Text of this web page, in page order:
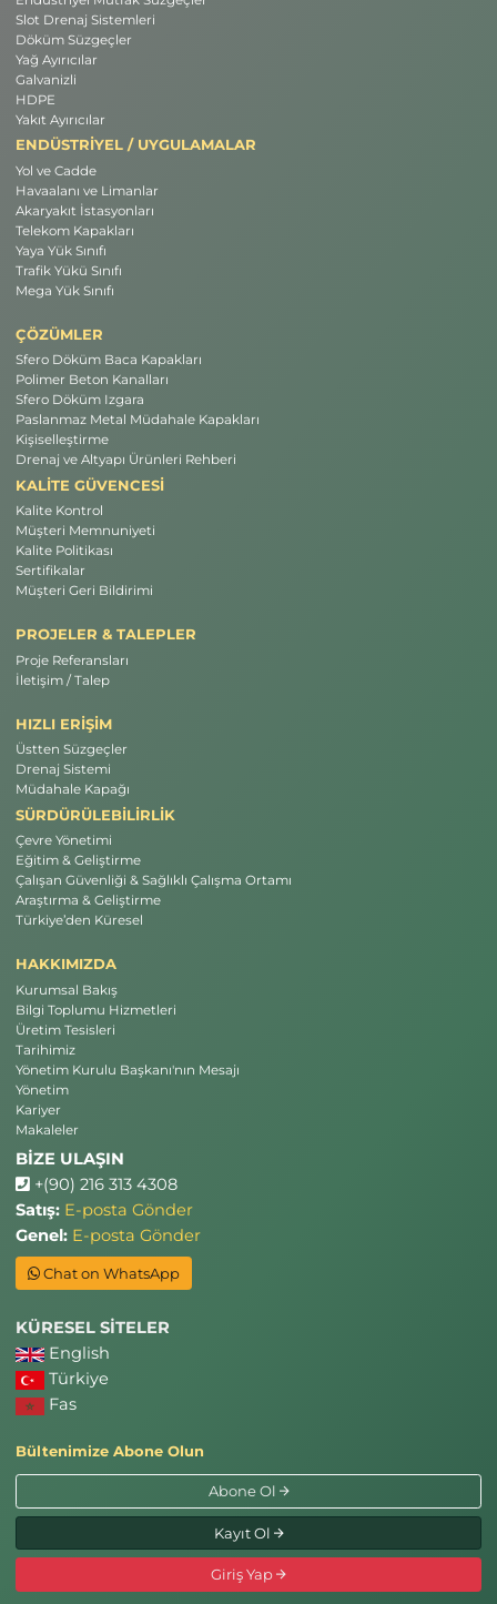
Slot Drenaj Sistemleri
Döküm Süzgeçler
Yağ Ayırıcılar
Galvanizli
HDPE
Yakıt Ayırıcılar
ENDÜSTRİYEL / UYGULAMALAR
Yol ve Cadde
Havaalanı ve Limanlar
Akaryakıt İstasyonları
Telekom Kapakları
Yaya Yük Sınıfı
Trafik Yükü Sınıfı
Mega Yük Sınıfı
ÇÖZÜMLER
Sfero Döküm Baca Kapakları
Polimer Beton Kanalları
Sfero Döküm Izgara
Paslanmaz Metal Müdahale Kapakları
Kişiselleştirme
Drenaj ve Altyapı Ürünleri Rehberi
KALİTE GÜVENCESİ
Kalite Kontrol
Müşteri Memnuniyeti
Kalite Politikası
Sertifikalar
Müşteri Geri Bildirimi
PROJELER & TALEPLER
Proje Referansları
İletişim / Talep
HIZLI ERİŞİM
Üstten Süzgeçler
Drenaj Sistemi
Müdahale Kapağı
SÜRDÜRÜLEBİLİRLİK
Çevre Yönetimi
Eğitim & Geliştirme
Çalışan Güvenliği & Sağlıklı Çalışma Ortamı
Araştırma & Geliştirme
Türkiye’den Küresel
HAKKIMIZDA
Kurumsal Bakış
Bilgi Toplumu Hizmetleri
Üretim Tesisleri
Tarihimiz
Yönetim Kurulu Başkanı'nın Mesajı
Yönetim
Kariyer
Makaleler
BİZE ULAŞIN
+(90) 216 313 4308
Satış: E-posta Gönder
Genel: E-posta Gönder
Chat on WhatsApp
KÜRESEL SİTELER
English
Türkiye
Fas
Bültenimize Abone Olun
Abone Ol
Kayıt Ol
Giriş Yap